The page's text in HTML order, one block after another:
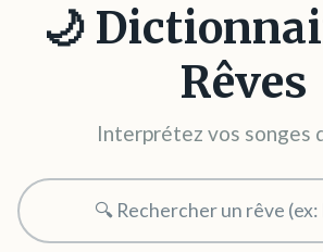
🌙
Rêves
Interprétez vos songes